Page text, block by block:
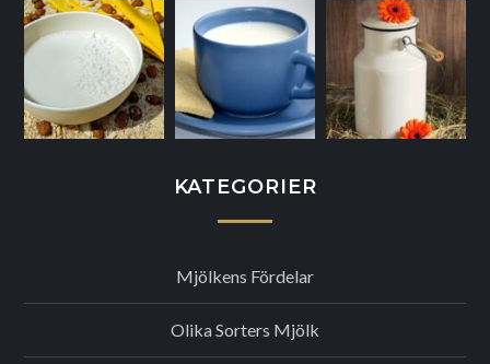
KATEGORIER
Mjölkens Fördelar
Olika Sorters Mjölk